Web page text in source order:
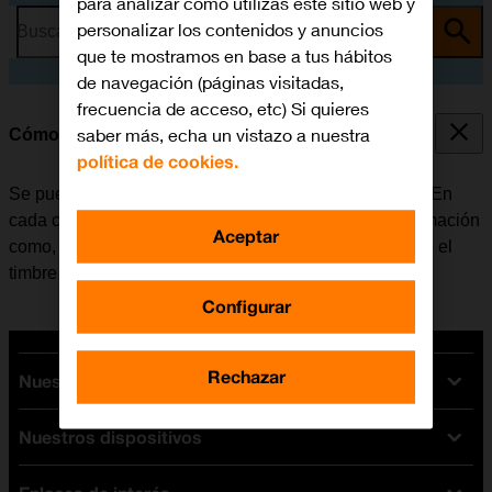
Busca por problema o tema
Cómo crear un nuevo contacto
Se pueden guardar los contactos en la guía del móvil. En
cada contacto es posible guardar varios tipos de información
como, por ejemplo, la dirección de correo electrónico o el
timbre de llamada personal.
Nuestras tarifas
Tarifas Orange
Tarifas fibra y móvil
Nuestros dispositivos
personalizar los contenidos y anuncios
que te mostramos en base a tus hábitos
de navegación (páginas visitadas,
frecuencia de acceso, etc) Si quieres
saber más, echa un vistazo a nuestra
política de cookies.
Configurar
Rechazar
Aceptar